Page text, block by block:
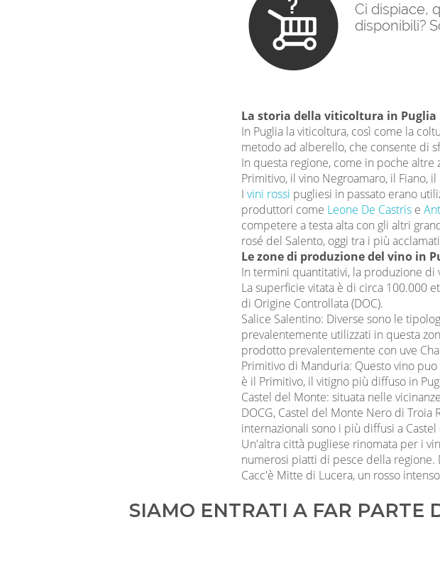
Ci dispiace,
disponibili?
La storia della viticoltura in Puglia
In Puglia la viticoltura, così come la
metodo ad alberello, che consente di
In questa regione, come in poche altre
Primitivo, il vino Negroamaro, il Fiano,
I vini rossi pugliesi in passato erano
produttori come Leone De Castrise
competere a testa alta con gli altri
rosé del Salento, oggi tra i più
Le zone di produzione del vino in
In termini quantitativi, la produzione di
La superficie vitata è di circa 100.000
di Origine Controllata (DOC).
Salice Salentino: Diverse sono le
prevalentemente utilizzati in questa
prodotto prevalentemente con uve
Primitivo di Manduria: Questo vino
è il Primitivo, il vitigno più diffuso in
Castel del Monte: situata nelle
DOCG, Castel del Monte Nero di Troia
internazionali sono i più diffusi a
Un'altra città pugliese rinomata per i
numerosi piatti di pesce della regione.
Cacc'è Mitte di Lucera, un rosso
SIAMO ENTRATI A FAR PARTE